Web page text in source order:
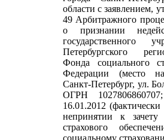
области с заявлением,
49 Арбитражного
о признании
государственного
Петербургского
Фонда социального
Федерации (место
Санкт-Петербург, ул.
ОГРН
16.01.2012
непринятии к
страхового
социальному